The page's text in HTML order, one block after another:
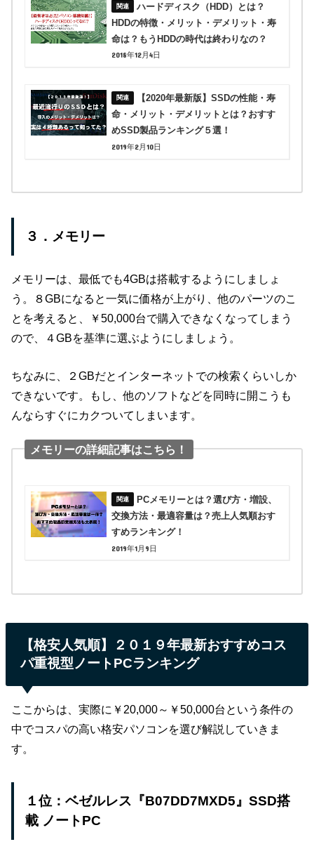
ハードディスク（HDD）とは？
HDDの特徴・メリット・デメリット・寿
命は？もうHDDの時代は終わりなの？
2018年12月4日
【2020年最新版】SSDの性能・寿
命・メリット・デメリットとは？おすす
めSSD製品ランキング５選！
2019年2月10日
３．メモリー
メモリーは、最低でも4GBは搭載するようにしましょ
う。８GBになると一気に価格が上がり、他のパーツのこ
とを考えると、￥50,000台で購入できなくなってしまう
ので、４GBを基準に選ぶようにしましょう。
ちなみに、２GBだとインターネットでの検索くらいしか
できないです。もし、他のソフトなどを同時に開こうも
んならすぐにカクついてしまいます。
メモリーの詳細記事はこちら！
PCメモリーとは？選び方・増設、
交換方法・最適容量は？売上人気順おす
すめランキング！
2019年1月9日
【格安人気順】２０１９年最新おすすめコス
パ重視型ノートPCランキング
ここからは、実際に￥20,000～￥50,000台という条件の
中でコスパの高い格安パソコンを選び解説していきま
す。
１位：ベゼルレス『B07DD7MXD5』SSD搭
載 ノートPC